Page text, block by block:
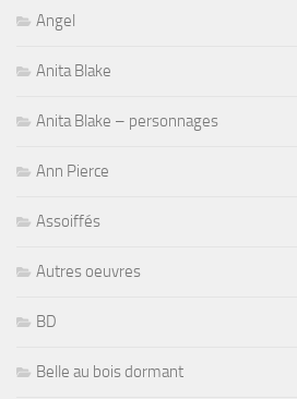
Angel
Anita Blake
Anita Blake – personnages
Ann Pierce
Assoiffés
Autres oeuvres
BD
Belle au bois dormant